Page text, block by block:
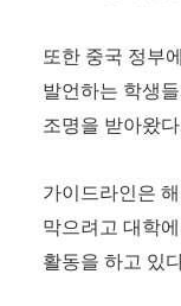
또한 중국 정부
발언하는 학생
조명을 받아왔다
가이드라인은
막으려고 대학
활동을 하고 있